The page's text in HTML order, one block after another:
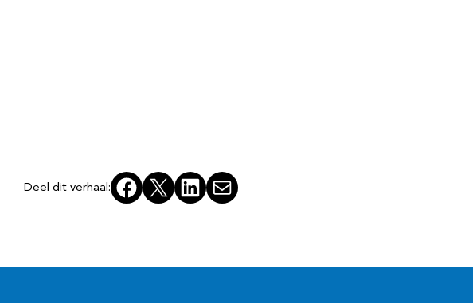
Deel dit verhaal: Facebook
X LinkedInE-mail